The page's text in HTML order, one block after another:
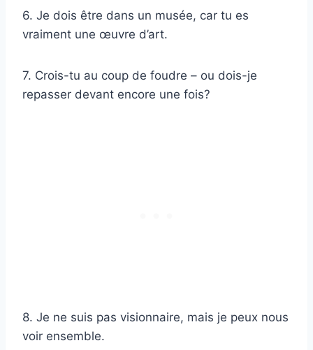
6. Je dois être dans un musée, car tu es
vraiment une œuvre d’art.
7. Crois-tu au coup de foudre – ou dois-je
repasser devant encore une fois?
8. Je ne suis pas visionnaire, mais je peux nous
voir ensemble.